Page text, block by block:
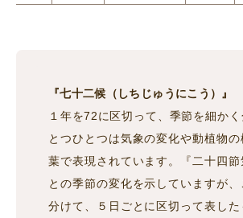
『七十二候（しちじゅうにこう）』
１年を72に区切って、季節を細か
とつひとつは気象の変化や動植物
葉で表現されています。『二十四
との季節の変化を示していますが
分けて、５日ごとに区切って表し